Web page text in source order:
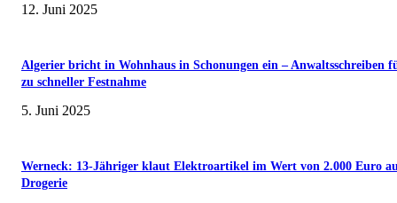
12. Juni 2025
Algerier bricht in Wohnhaus in Schonungen ein – Anwaltsschreiben
zu schneller Festnahme
5. Juni 2025
Werneck: 13-Jähriger klaut Elektroartikel im Wert von 2.000 Euro
Drogerie